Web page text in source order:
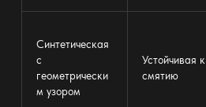
Синтетическая
с
геометрически
м узором
Устойчивая к
смятию